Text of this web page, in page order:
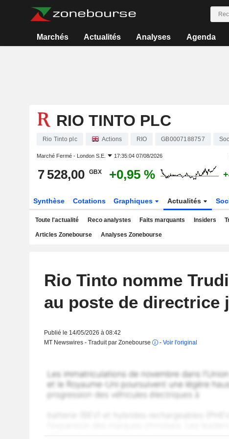
Marchés Actualités Analyses Agenda
RIO TINTO PLC
Rio Tinto plc Actions RIO GB0007188757
Marché Fermé - London S.E. 17:35:04 07/08/2026
7 528,00 GBX +0,95 %
Synthèse Cotations Graphiques Actualités
Toute l'actualité Reco analystes Faits marquants Insiders
Articles Zonebourse Analyses Zonebourse
Rio Tinto nomme
au poste de directrice
Publié le 14/05/2026 à 08:42
MT Newswires - Traduit par Zonebourse
- Voir l'original